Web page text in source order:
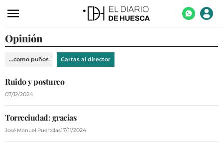
ACTUALIDAD
ECONOMÍA
TURISMO
AGROALIMENTACIÓN
DEPORTES
Opinión
...como puños Cartas al director
Ruido y postureo
07/12/2024
Torreciudad: gracias
José Manuel Puértolas17/11/2024